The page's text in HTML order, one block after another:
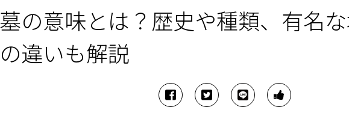
の意味とは？歴史や種類、有名
違いも解説